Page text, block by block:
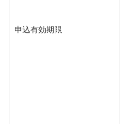
申込有効期限